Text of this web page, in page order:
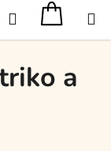
Hledat
a